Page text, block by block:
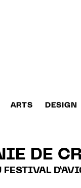
ARTS DESIGN
DE
FESTIVAL